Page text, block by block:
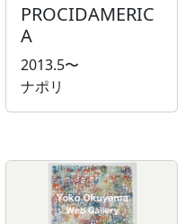
PROCIDAMERIC
A
2013.5〜
ナポリ